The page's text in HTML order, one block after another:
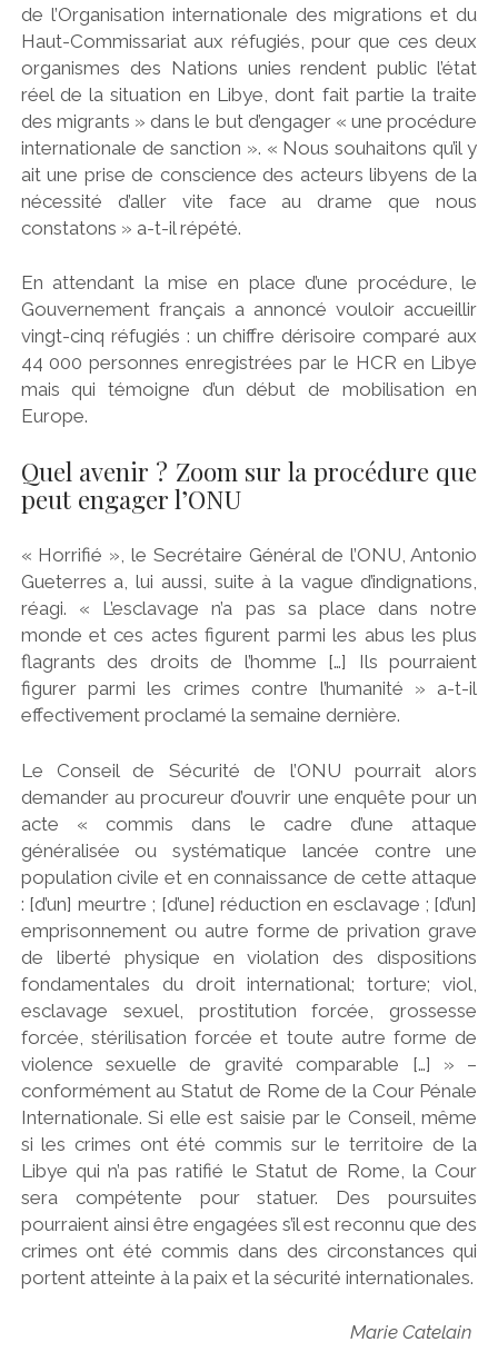
de l’Organisation internationale des migrations et du
Haut-Commissariat aux réfugiés, pour que ces deux
organismes des Nations unies rendent public l’état
réel de la situation en Libye, dont fait partie la traite
des migrants » dans le but d’engager « une procédure
internationale de sanction ». « Nous souhaitons qu’il y
ait une prise de conscience des acteurs libyens de la
nécessité d’aller vite face au drame que nous
constatons » a-t-il répété.
En attendant la mise en place d’une procédure, le
Gouvernement français a annoncé vouloir accueillir
vingt-cinq réfugiés : un chiffre dérisoire comparé aux
44 000 personnes enregistrées par le HCR en Libye
mais qui témoigne d’un début de mobilisation en
Europe.
Quel avenir ? Zoom sur la procédure que
peut engager l’ONU
« Horrifié », le Secrétaire Général de l’ONU, Antonio
Gueterres a, lui aussi, suite à la vague d’indignations,
réagi. « L’esclavage n’a pas sa place dans notre
monde et ces actes figurent parmi les abus les plus
flagrants des droits de l’homme […] Ils pourraient
figurer parmi les crimes contre l’humanité » a-t-il
effectivement proclamé la semaine dernière.
Le Conseil de Sécurité de l’ONU pourrait alors
demander au procureur d’ouvrir une enquête pour un
acte « commis dans le cadre d’une attaque
généralisée ou systématique lancée contre une
population civile et en connaissance de cette attaque
: [d’un] meurtre ; [d’une] réduction en esclavage ; [d’un]
emprisonnement ou autre forme de privation grave
de liberté physique en violation des dispositions
fondamentales du droit international; torture; viol,
esclavage sexuel, prostitution forcée, grossesse
forcée, stérilisation forcée et toute autre forme de
violence sexuelle de gravité comparable […] » –
conformément au Statut de Rome de la Cour Pénale
Internationale. Si elle est saisie par le Conseil, même
si les crimes ont été commis sur le territoire de la
Libye qui n’a pas ratifié le Statut de Rome, la Cour
sera compétente pour statuer. Des poursuites
pourraient ainsi être engagées s’il est reconnu que des
crimes ont été commis dans des circonstances qui
portent atteinte à la paix et la sécurité internationales.
Marie Catelain